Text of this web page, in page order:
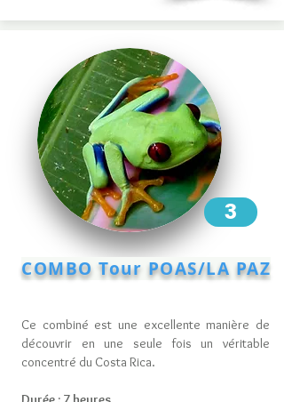
3
COMBO Tour POAS/LA PAZ
Ce combiné est une excellente manière de
découvrir en une seule fois un véritable
concentré du Costa Rica.